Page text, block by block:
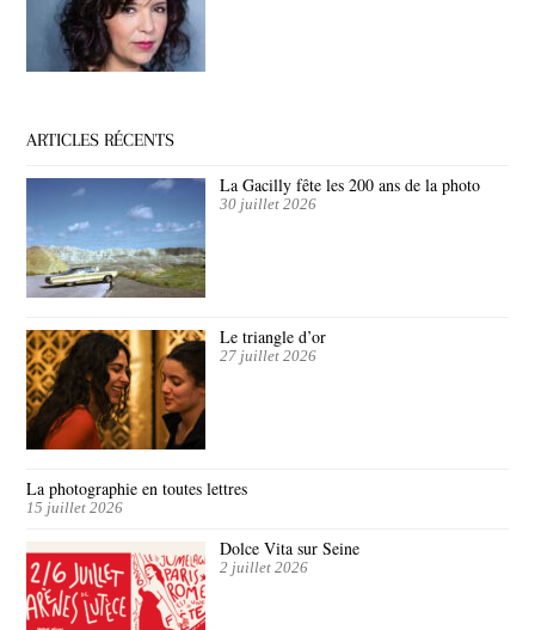
ARTICLES RÉCENTS
La Gacilly fête les 200 ans de la photo
30 juillet 2026
Le triangle d’or
27 juillet 2026
La photographie en toutes lettres
15 juillet 2026
Dolce Vita sur Seine
2 juillet 2026